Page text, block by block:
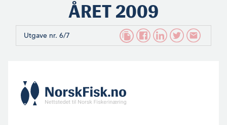
ÅRET 2009
Utgave nr. 6/7